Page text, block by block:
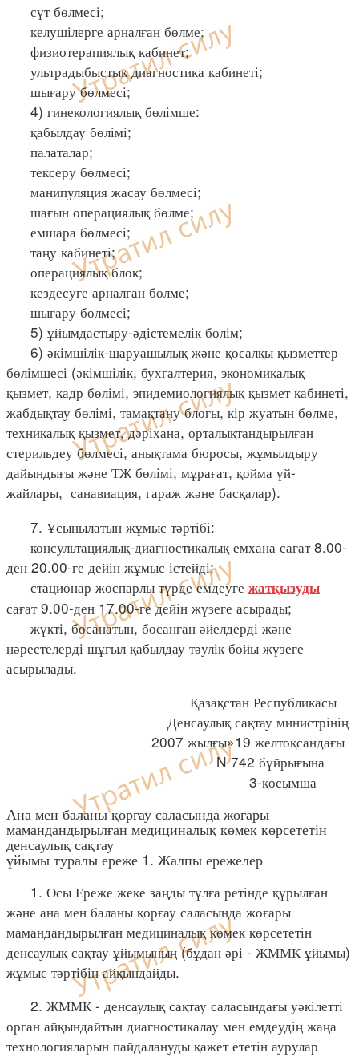
сүт бөлмесі;
келушілерге арналған бөлме;
физиотерапиялық кабинет;
ультрадыбыстық диагностика кабинеті;
шығару бөлмесі;
4) гинекологиялық бөлімше:
қабылдау бөлімі;
палаталар;
тексеру бөлмесі;
манипуляция жасау бөлмесі;
шағын операциялық бөлме;
емшара бөлмесі;
таңу кабинеті;
операциялық блок;
кездесуге арналған бөлме;
шығару бөлмесі;
5) ұйымдастыру-әдістемелік бөлім;
6) әкімшілік-шаруашылық және қосалқы қызметтер
бөлімшесі (әкімшілік, бухгалтерия, экономикалық
қызмет, кадр бөлімі, эпидемиологиялық қызмет кабинеті,
жабдықтау бөлімі, тамақтану блогы, кір жуатын бөлме,
техникалық қызмет, дәріхана, орталықтандырылған
стерильдеу бөлмесі, анықтама бюросы, жұмылдыру
дайындығы және ТЖ бөлімі, мұрағат, қойма үй-
жайлары, санавиация, гараж және басқалар).
7. Ұсынылатын жұмыс тәртібі:
консультациялық-диагностикалық емхана сағат 8.00-
ден 20.00-ге дейін жұмыс істейді;
стационар жоспарлы түрде емдеуге жатқызуды
сағат 9.00-ден 17.00-ге дейін жүзеге асырады;
жүкті, босанатын, босанған әйелдерді және
нәрестелерді шұғыл қабылдау тәулік бойы жүзеге
асырылады.
Қазақстан Республикасы
Денсаулық сақтау министрінің
2007 жылғы»19 желтоқсандағы
N 742 бұйрығына
3-қосымша
Ана мен баланы қорғау саласында жоғары
мамандандырылған медициналық көмек көрсететін
денсаулық сақтау
ұйымы туралы ереже 1. Жалпы ережелер
1. Осы Ереже жеке заңды тұлға ретінде құрылған
және ана мен баланы қорғау саласында жоғары
мамандандырылған медициналық көмек көрсететін
денсаулық сақтау ұйымының (бұдан әрі - ЖММК ұйымы)
жұмыс тәртібін айқындайды.
2. ЖММК - денсаулық сақтау саласындағы уәкілетті
орган айқындайтын диагностикалау мен емдеудің жаңа
технологияларын пайдалануды қажет ететін аурулар